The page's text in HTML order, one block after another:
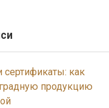
как
продукцию